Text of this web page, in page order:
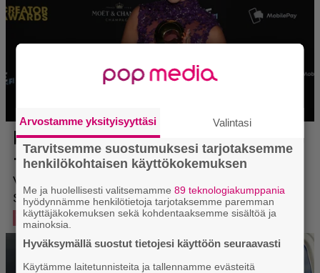
Arvostamme yksityisyyttäsi Valintasi
Tarvitsemme suostumuksesi tarjotaksemme
henkilökohtaisen käyttökokemuksen
Me ja huolellisesti valitsemamme89 teknologiakumppania
hyödynnämme henkilötietoja tarjotaksemme paremman
käyttäjäkokemuksen sekä kohdentaaksemme sisältöä ja
mainoksia.
Hyväksymällä suostut tietojesi käyttöön seuraavasti
Käytämme laitetunnisteita ja tallennamme evästeitä